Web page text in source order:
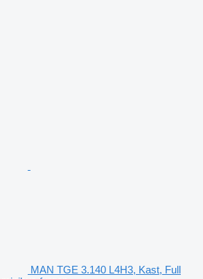
MAN TGE 3.140 L4H3, Kast, Full